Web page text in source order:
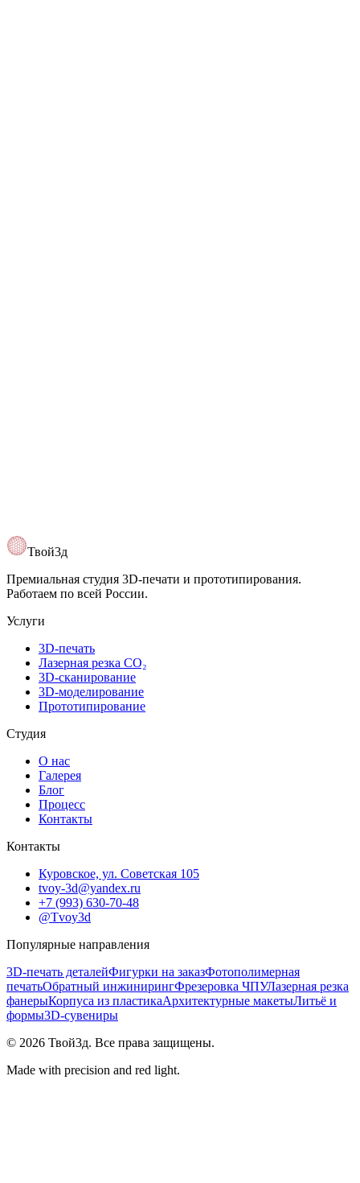
Твой3д
Премиальная студия 3D-печати и прототипирования.
Работаем по всей России.
Услуги
3D-печать
Лазерная резка CO₂
3D-сканирование
3D-моделирование
Прототипирование
Студия
О нас
Галерея
Блог
Процесс
Контакты
Контакты
Куровское, ул. Советская 105
tvoy-3d@yandex.ru
+7 (993) 630-70-48
@Tvoy3d
Популярные направления
3D-печать деталейФигурки на заказФотополимерная
печатьОбратный инжинирингФрезеровка ЧПУЛазерная резка
фанерыКорпуса из пластикаАрхитектурные макетыЛитьё и
формы3D-сувениры
© 2026 Твой3д. Все права защищены.
Made with precision and red light.